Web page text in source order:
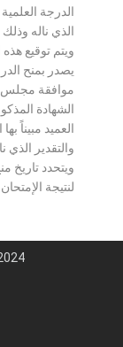
الدرجة
الذي ناله
ويتم توقيع
يصدر بمنح
موافقة مجلس
الشهادة
العميد مبيناً
والتقدير الذي
ويتحدد تاريخ
لنتيجة